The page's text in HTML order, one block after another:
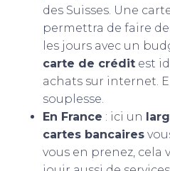
des Suisses. Une
permettra de faire
les jours avec un
carte de crédit est
achats sur internet.
souplesse.
En France : ici un
cartes bancaires
vous en prenez, cela